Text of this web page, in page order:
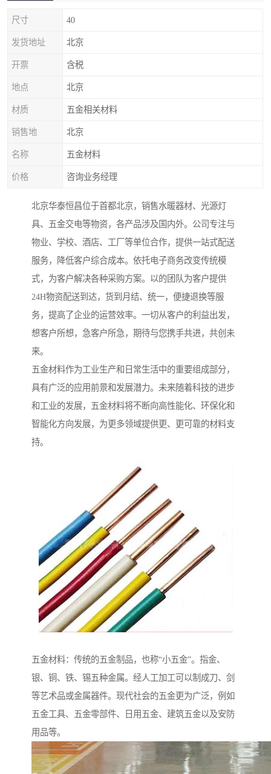
尺寸 40
发货地址 北京
开票 含税
地点 北京
材质 五金相关材料
销售地 北京
名称 五金材料
价格 咨询业务经理
北京华泰恒昌位于首都北京，销售水暖器材、光源灯
具、五金交电等物资，各产品涉及国内外。公司专注与
物业、学校、酒店、工厂等单位合作，提供一站式配送
服务，降低客户综合成本。依托电子商务改变传统模
式，为客户解决各种采购方案。以的团队为客户提供
24H物资配送到达，货到月结、统一，便捷退换等服
务，提高了企业的运营效率。一切从客户的利益出发，
想客户所想，急客户所急，期待与您携手共进，共创未
来。
五金材料作为工业生产和日常生活中的重要组成部分，
具有广泛的应用前景和发展潜力。未来随着科技的进步
和工业的发展，五金材料将不断向高性能化、环保化和
智能化方向发展，为更多领域提供更、更可靠的材料支
持。
五金材料：传统的五金制品，也称“小五金”。指金、
银、铜、铁、锡五种金属。经人工加工可以制成刀、剑
等艺术品或金属器件。现代社会的五金更为广泛，例如
五金工具、五金零部件、日用五金、建筑五金以及安防
用品等。